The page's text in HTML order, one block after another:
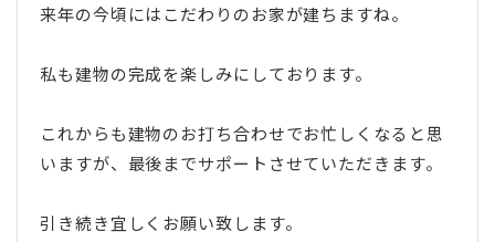
来年の今頃にはこだわりのお家が建ちますね。
私も建物の完成を楽しみにしております。
これからも建物のお打ち合わせでお忙しくなると思
いますが、最後までサポートさせていただきます。
引き続き宜しくお願い致します。